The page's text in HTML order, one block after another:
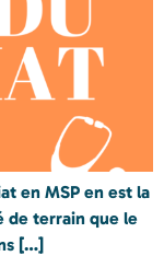
en MSP en est la
de terrain que le
[…]